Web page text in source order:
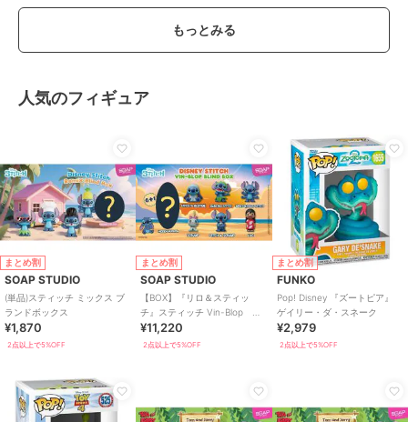
もっとみる
人気のフィギュア
まとめ割
SOAP STUDIO
(単品)スティッチ ミックス ブ
ランドボックス
¥1,870
2点以上で5%OFF
まとめ割
SOAP STUDIO
【BOX】『リロ＆スティッ
チ』スティッチ Vin-Blop
BOX6個入り
¥11,220
2点以上で5%OFF
まとめ割
FUNKO
Pop! Disney 『ズートピア』
ゲイリー・ダ・スネーク
¥2,979
2点以上で5%OFF